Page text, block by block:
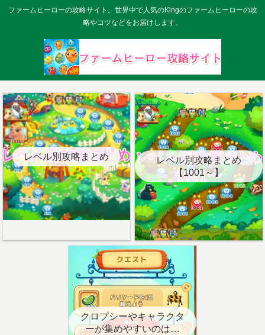
ファームヒーローの攻略サイト。世界中で人気のKingのファームヒーローの攻
略やコツなどをお届けします。
レベル別攻略まとめ
レベル別攻略まとめ
【1001～】
クロプシーやキャラクタ
ーが集めやすいのはど